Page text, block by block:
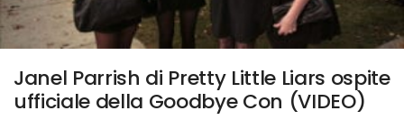
Janel Parrish di Pretty Little Liars ospite
ufficiale della Goodbye Con (VIDEO)